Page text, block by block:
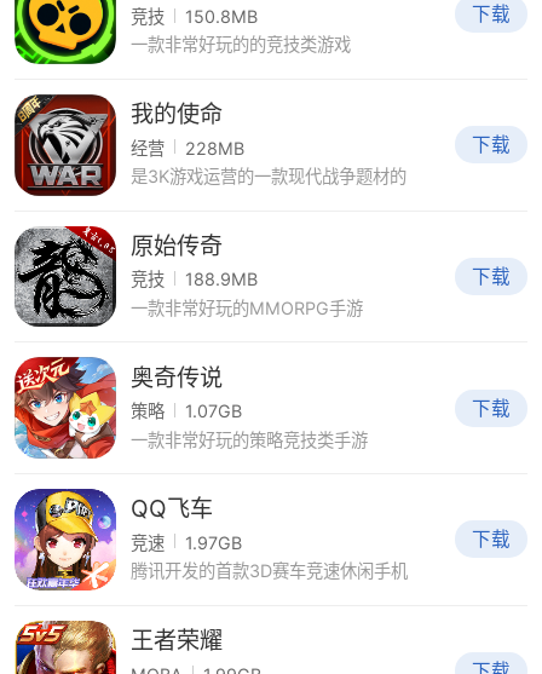
竞技
150.8MB
一款非常好玩的的竞技类游戏
下载
我的使命
经营
228MB
是3K游戏运营的一款现代战争题材的
下载
原始传奇
竞技
188.9MB
一款非常好玩的MMORPG手游
下载
奥奇传说
策略
1.07GB
一款非常好玩的策略竞技类手游
下载
QQ飞车
竞速
1.97GB
腾讯开发的首款3D赛车竞速休闲手机
下载
王者荣耀